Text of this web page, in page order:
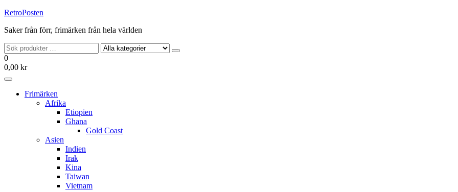
Hoppa
innehållet
RetroPosten
Saker från förr, frimärken från hela världen
0
0,00 kr
Frimärken
Afrika
Etiopien
Ghana
Gold Coast
Asien
Indien
Irak
Kina
Taiwan
Vietnam